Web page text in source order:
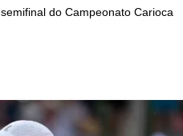
do Campeonato Carioca